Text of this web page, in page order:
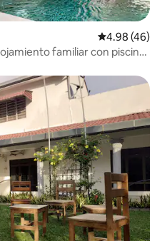
Calificación
4.98 (46)
familiar con piscina